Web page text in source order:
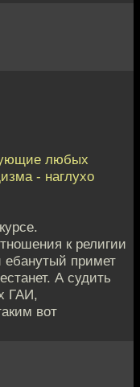
любых
- наглухо
к религии
ебанутый примет
А судить
ГАИ,
вот